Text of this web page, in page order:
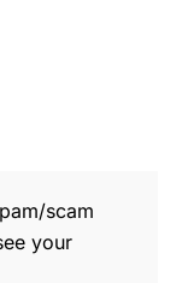
scam
your